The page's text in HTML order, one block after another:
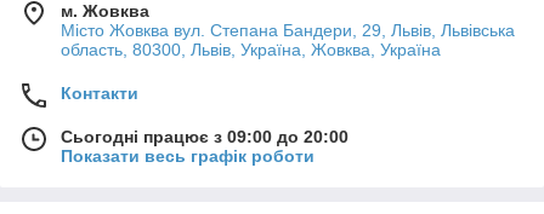
м. Жовква
Місто Жовква вул. Степана Бандери, 29, Львів, Львівська
область, 80300, Львів, Україна, Жовква, Україна
Контакти
Сьогодні працює з 09:00 до 20:00
Показати весь графік роботи